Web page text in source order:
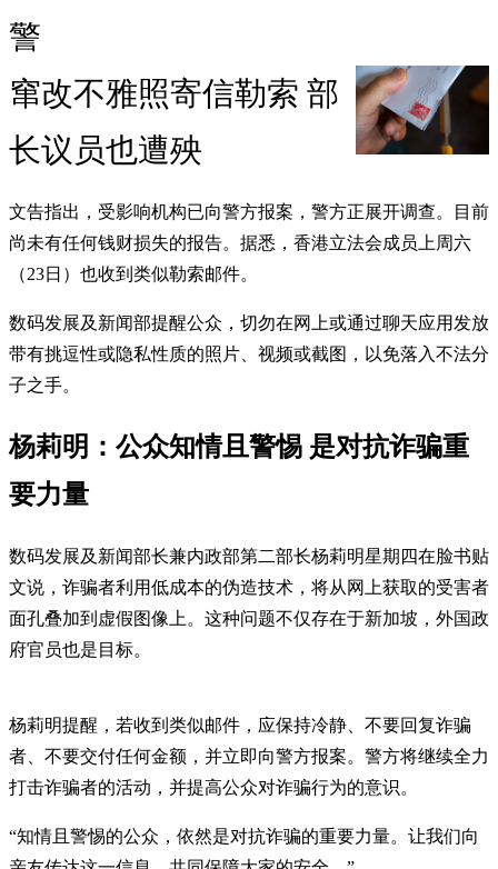
警
窜改不雅照寄信勒索 部
长议员也遭殃
文告指出，受影响机构已向警方报案，警方正展开调查。目前
尚未有任何钱财损失的报告。据悉，香港立法会成员上周六
（23日）也收到类似勒索邮件。
数码发展及新闻部提醒公众，切勿在网上或通过聊天应用发放
带有挑逗性或隐私性质的照片、视频或截图，以免落入不法分
子之手。
杨莉明：公众知情且警惕 是对抗诈骗重
要力量
数码发展及新闻部长兼内政部第二部长杨莉明星期四在脸书贴
文说，诈骗者利用低成本的伪造技术，将从网上获取的受害者
面孔叠加到虚假图像上。这种问题不仅存在于新加坡，外国政
府官员也是目标。
杨莉明提醒，若收到类似邮件，应保持冷静、不要回复诈骗
者、不要交付任何金额，并立即向警方报案。警方将继续全力
打击诈骗者的活动，并提高公众对诈骗行为的意识。
“知情且警惕的公众，依然是对抗诈骗的重要力量。让我们向